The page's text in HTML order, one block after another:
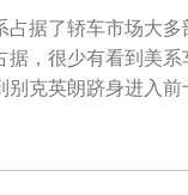
占据了轿车市场大
据，很少有看到美
别克英朗跻身进入
品牌的销冠车型。
车的销量曾与朗逸...